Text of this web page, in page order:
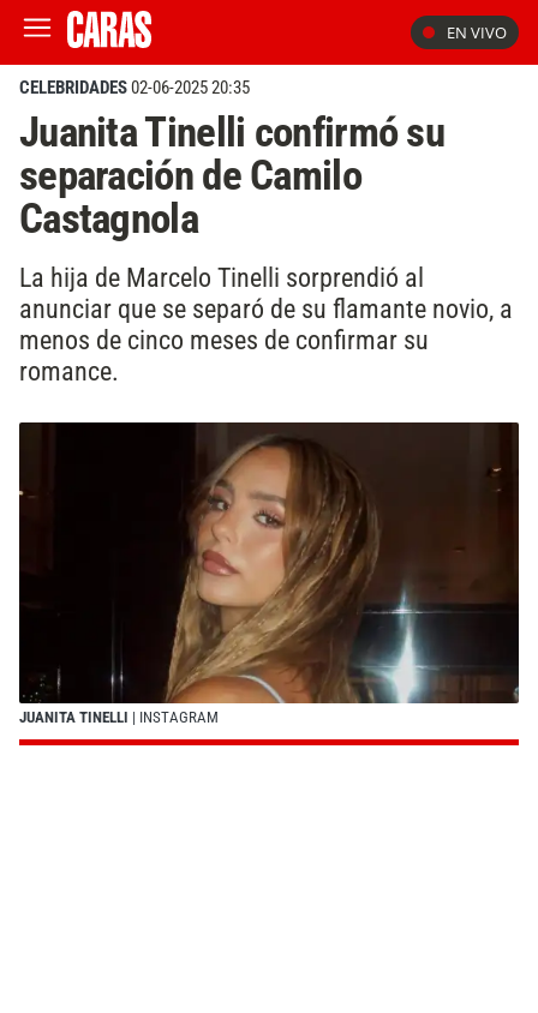
EN VIVO
CELEBRIDADES02-06-2025 20:35
Juanita Tinelli confirmó su
separación de Camilo
Castagnola
La hija de Marcelo Tinelli sorprendió al
anunciar que se separó de su flamante novio, a
menos de cinco meses de confirmar su
romance.
JUANITA TINELLI | INSTAGRAM